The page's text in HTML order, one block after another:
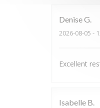
DeniseG
2026-08-05 -
Excellent
Isabelle B